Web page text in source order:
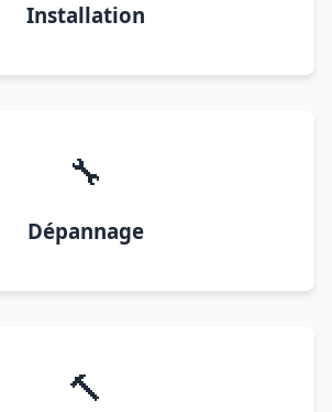
Installation
🔧
Dépannage
🔨